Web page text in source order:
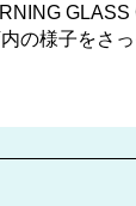
の様子をさ